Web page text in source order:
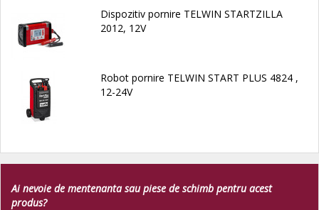
Dispozitiv pornire TELWIN STARTZILLA
2012, 12V
Robot pornire TELWIN START PLUS 4824 ,
12-24V
Ai nevoie de mentenanta sau piese de schimb pentru acest
produs?